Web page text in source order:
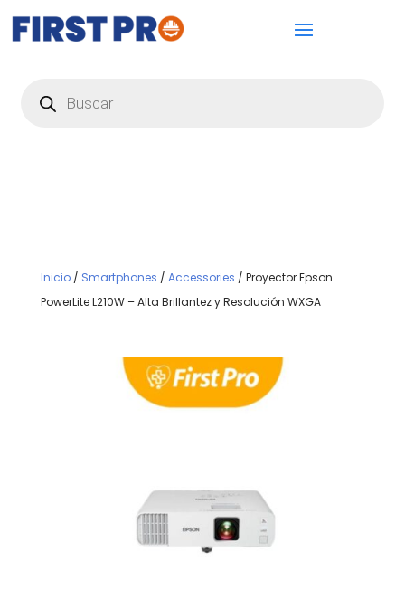
productos
Inicio/ Smartphones / Accessories / Proyector Epson
PowerLite L210W – Alta Brillantez y Resolución WXGA